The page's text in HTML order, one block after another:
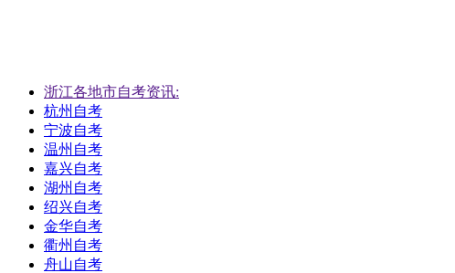
浙江各地市自考资讯:
杭州自考
宁波自考
温州自考
嘉兴自考
湖州自考
绍兴自考
金华自考
衢州自考
舟山自考